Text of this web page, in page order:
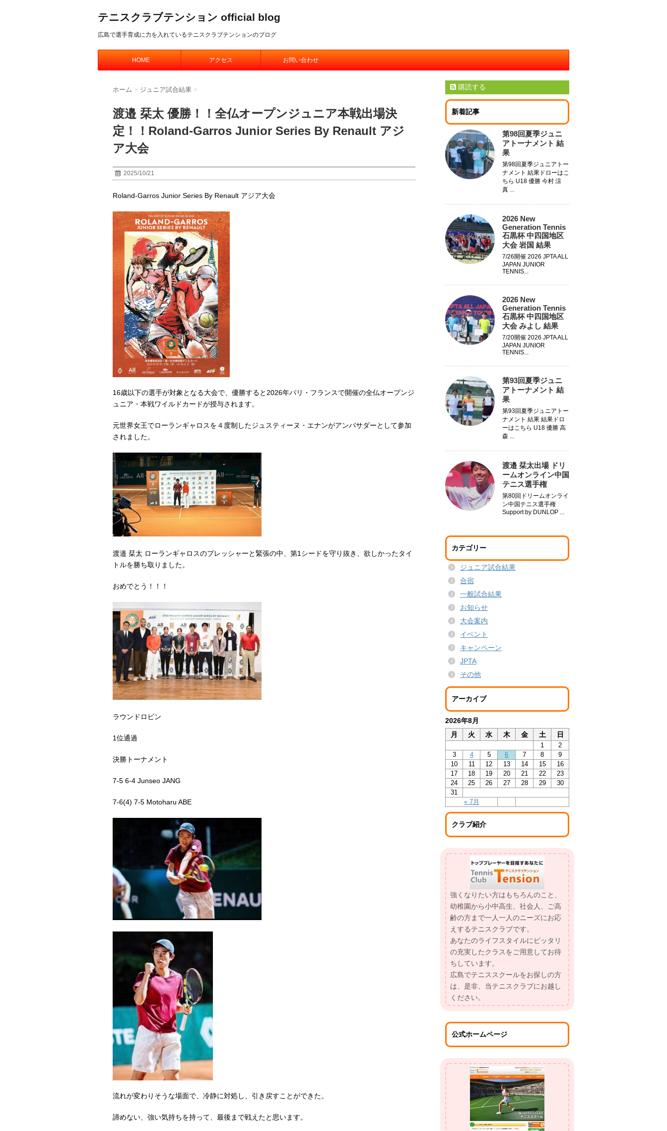
テニスクラブテンション official blog
広島で選手育成に力を入れているテニスクラブテンションのブログ
HOME アクセス お問い合わせ
ホーム > ジュニア試合結果 >
渡邉 栞太 優勝！！全仏オープンジュニア本戦出場決
定！！Roland-Garros Junior Series By Renault アジ
ア大会
2025/10/21
Roland-Garros Junior Series By Renault アジア大会
16歳以下の選手が対象となる大会で、優勝すると2026年パリ・フランスで開催の全仏オープンジ
ュニア・本戦ワイルドカードが授与されます。
元世界女王でローランギャロスを４度制したジュスティーヌ・エナンがアンバサダーとして参加
されました。
渡邉 栞太 ローランギャロスのプレッシャーと緊張の中、第1シードを守り抜き、欲しかったタイ
トルを勝ち取りました。
おめでとう！！！
ラウンドロビン
1位通過
決勝トーナメント
7-5 6-4 Junseo JANG
7-6(4) 7-5 Motoharu ABE
流れが変わりそうな場面で、冷静に対処し、引き戻すことができた。
諦めない、強い気持ちを持って、最後まで戦えたと思います。
購読する
新着記事
第98回夏季ジュニ
アトーナメント 結
果
第98回夏季ジュニアトー
ナメント 結果ドローはこ
ちら U18 優勝 今村 涼
真 ...
2026 New
Generation Tennis
石黒杯 中四国地区
大会 岩国 結果
7/26開催 2026 JPTA ALL
JAPAN JUNIOR
TENNIS...
2026 New
Generation Tennis
石黒杯 中四国地区
大会 みよし 結果
7/20開催 2026 JPTA ALL
JAPAN JUNIOR
TENNIS...
第93回夏季ジュニ
アトーナメント 結
果
第93回夏季ジュニアトー
ナメント 結果 結果ドロ
ーはこちら U18 優勝 高
森 ...
渡邉 栞太出場 ドリ
ームオンライン中国
テニス選手権
第80回ドリームオンライ
ン中国テニス選手権
Support by DUNLOP ...
カテゴリー
ジュニア試合結果
合宿
一般試合結果
お知らせ
大会案内
イベント
キャンペーン
JPTA
その他
アーカイブ
2026年8月
月
火 水 木 金 土 日
« 7月
1
2
3
4 5 6 7 8
9
10
11 12 13 14 15
16
17
18 19 20 21 22
23
24
25 26 27 28 29
30
31
クラブ紹介
強くなりたい方はもちろんのこと、
幼稚園から小中高生、社会人、ご高
齢の方まで一人一人のニーズにお応
えするテニスクラブです。
あなたのライフスタイルにピッタリ
の充実したクラスをご用意してお待
ちしています。
広島でテニススクールをお探しの方
は、是非、当テニスクラブにお越し
ください。
公式ホームページ